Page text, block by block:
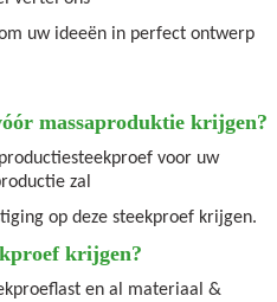
uw ideeën in perfect ontwerp
massaproduktie krijgen?
voor uw
zal
op deze steekproef krijgen.
krijgen?
en al materiaal &